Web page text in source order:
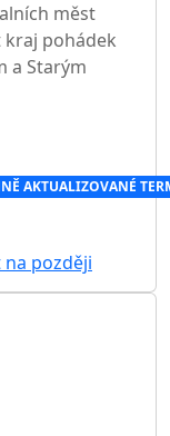
měst
kraj pohádek
a Starým
AKTUALIZOVANÉ
na později